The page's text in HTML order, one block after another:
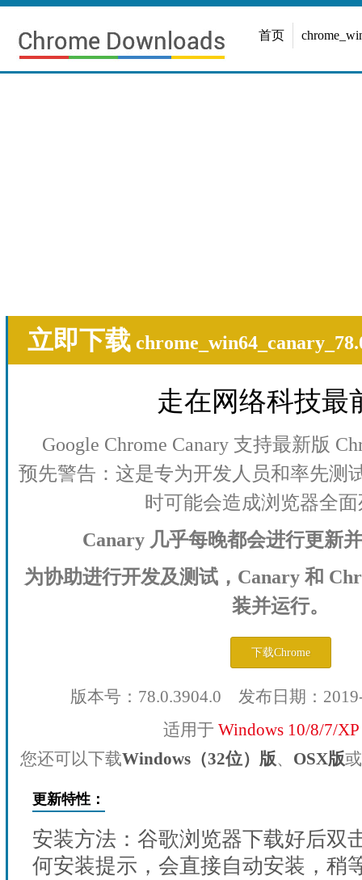
首页
立即下载
走在网络科技最
Google Chrome Canary 支持最新版
预先警告：这是专为开发人员和率先测
时可能会造成浏览器全
Canary 几乎每晚都会进行更新
为协助进行开发及测试，Canary 和
装并运行。
下载Chrome
版本号：78.0.3904.0 发布日期：
适用于 Windows 10/8/7/
您还可以下载Windows（32位）版、 OSX版或
更新特性：
安装方法：谷歌浏览器下载好后双
何安装提示，会直接自动安装，稍